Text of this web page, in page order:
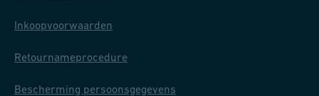
Inkoopvoorwaarden
Retournameprocedure
Bescherming persoonsgegevens